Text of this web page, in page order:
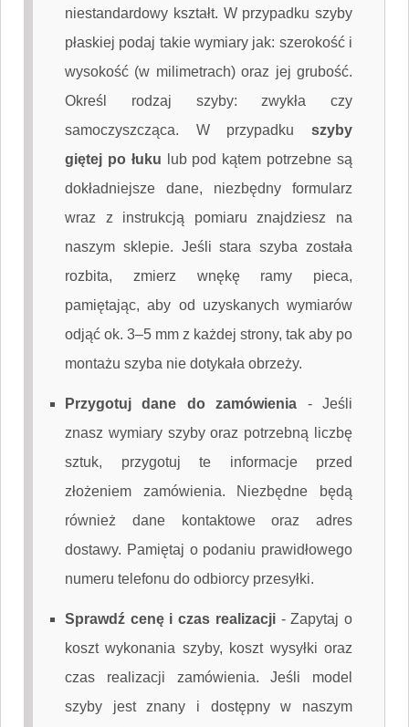
niestandardowy kształt. W przypadku szyby
płaskiej podaj takie wymiary jak: szerokość i
wysokość (w milimetrach) oraz jej grubość.
Określ rodzaj szyby: zwykła czy
samoczyszcząca. W przypadku szyby
giętej po łuku lub pod kątem potrzebne są
dokładniejsze dane, niezbędny formularz
wraz z instrukcją pomiaru znajdziesz na
naszym sklepie. Jeśli stara szyba została
rozbita, zmierz wnękę ramy pieca,
pamiętając, aby od uzyskanych wymiarów
odjąć ok. 3–5 mm z każdej strony, tak aby po
montażu szyba nie dotykała obrzeży.
Przygotuj dane do zamówienia -Jeśli
znasz wymiary szyby oraz potrzebną liczbę
sztuk, przygotuj te informacje przed
złożeniem zamówienia. Niezbędne będą
również dane kontaktowe oraz adres
dostawy. Pamiętaj o podaniu prawidłowego
numeru telefonu do odbiorcy przesyłki.
Sprawdź cenę i czas realizacji-Zapytaj o
koszt wykonania szyby, koszt wysyłki oraz
czas realizacji zamówienia. Jeśli model
szyby jest znany i dostępny w naszym